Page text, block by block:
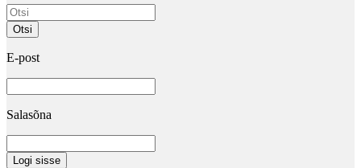
E-post
Salasõna